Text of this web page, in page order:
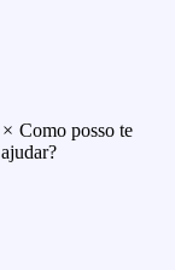
× Como posso te
ajudar?